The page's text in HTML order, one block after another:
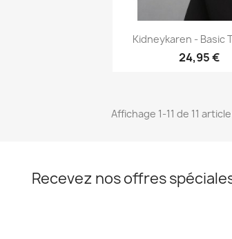
Aperçu
Kidneykaren - Basic
24,95 €
Affichage 1-11 de 11
Recevez nos offres